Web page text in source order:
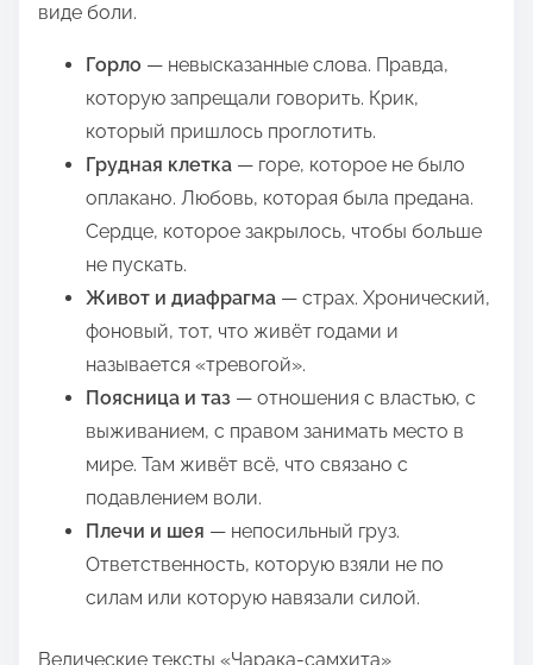
виде боли.
Горло — невысказанные слова. Правда,
которую запрещали говорить. Крик,
который пришлось проглотить.
Грудная клетка — горе, которое не было
оплакано. Любовь, которая была предана.
Сердце, которое закрылось, чтобы больше
не пускать.
Живот и диафрагма — страх. Хронический,
фоновый, тот, что живёт годами и
называется «тревогой».
Поясница и таз — отношения с властью, с
выживанием, с правом занимать место в
мире. Там живёт всё, что связано с
подавлением воли.
Плечи и шея — непосильный груз.
Ответственность, которую взяли не по
силам или которую навязали силой.
Ведические тексты «Чарака-самхита»